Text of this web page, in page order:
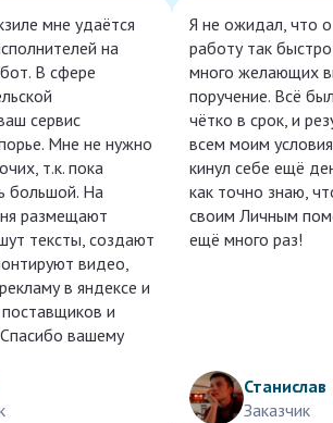
мне удаётся
на
В сфере
сервис
Мне не нужно
т.к. пока
большой. На
размещают
тексты, создают
видео,
в яндексе и
и
вашему
Я не ожидал, что
работу так
много желающих
поручение. Всё
чётко в срок, и
всем моим
кинул себе ещё
как точно знаю,
своим Личным
ещё много раз!
Станислав
Заказчик